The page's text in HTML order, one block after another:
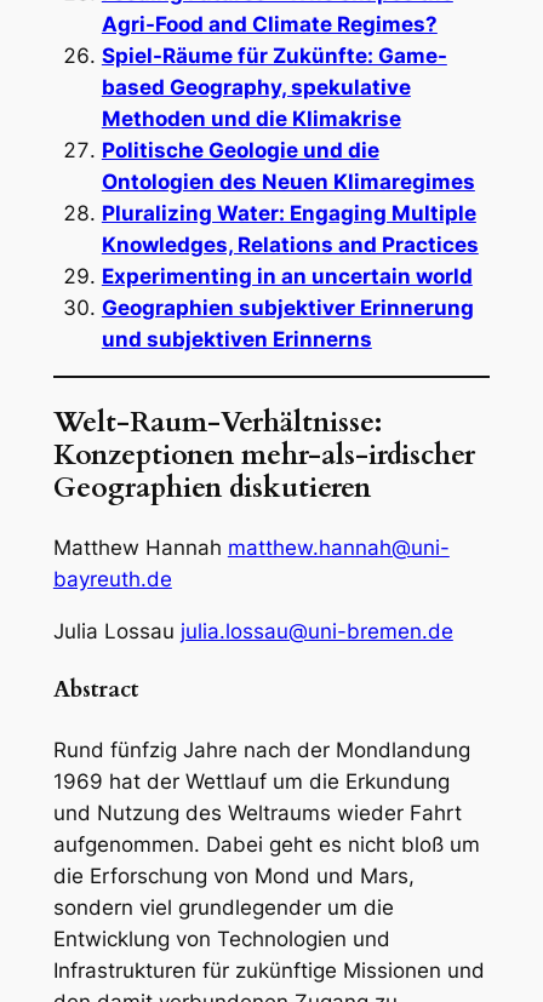
Agri-Food and Climate Regimes?
Spiel-Räume für Zukünfte: Game-
based Geography, spekulative
Methoden und die Klimakrise
Politische Geologie und die
Ontologien des Neuen Klimaregimes
Pluralizing Water: Engaging Multiple
Knowledges, Relations and Practices
Experimenting in an uncertain world
Geographien subjektiver Erinnerung
und subjektiven Erinnerns
Welt-Raum-Verhältnisse:
Konzeptionen mehr-als-irdischer
Geographien diskutieren
Matthew Hannah matthew.hannah@uni-
bayreuth.de
Julia Lossau julia.lossau@uni-bremen.de
Abstract
Rund fünfzig Jahre nach der Mondlandung
1969 hat der Wettlauf um die Erkundung
und Nutzung des Weltraums wieder Fahrt
aufgenommen. Dabei geht es nicht bloß um
die Erforschung von Mond und Mars,
sondern viel grundlegender um die
Entwicklung von Technologien und
Infrastrukturen für zukünftige Missionen und